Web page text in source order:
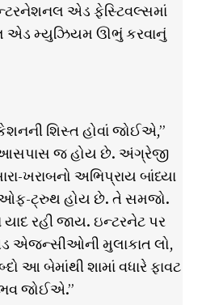
એડ ફેસ્ટિવલ્સમાં
એડ મ્યુઝિયમ ઊભું કરવાનું
શિસ્ત હોવાં જોઈએ,”
આસપાસ જ હોય છે. અંગ્રેજી
ખરાબનો અભિપ્રાય બાંધ્યા
ઓફ-ટ્રુથ હોય છે. તે સમજો.
રહી જાય. ઇન્ટરનેટ પર
એજન્સીઓની મુલાકાત લો,
આ બેમાંથી શામાં વધારે ફાવટ
જોઈએ.”